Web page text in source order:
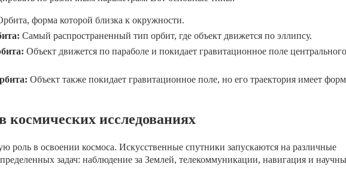
форма которой близка к окружности.
Самый распространенный тип орбит, где объект движется по эллипсу.
Объект движется по параболе и покидает гравитационное поле центрального
Объект также покидает гравитационное поле, но его траектория имеет
космических исследованиях
в освоении космоса. Искусственные спутники запускаются на различные
задач: наблюдение за Землей, телекоммуникации, навигация и